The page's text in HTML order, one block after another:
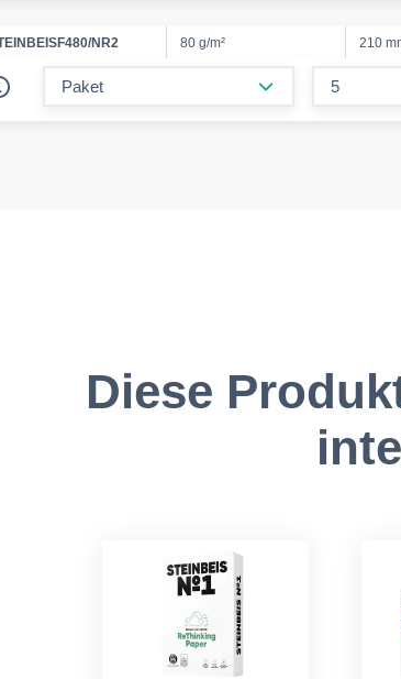
NR2 80 g/m² 210
Diese